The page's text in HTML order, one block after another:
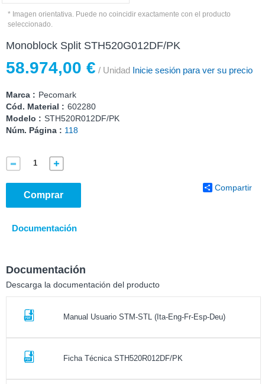
* Imagen orientativa. Puede no coincidir exactamente con el producto
seleccionado.
Monoblock Split STH520G012DF/PK
58.974,00 € / Unidad Inicie sesión para ver su precio
Marca : Pecomark
Cód. Material : 602280
Modelo : STH520R012DF/PK
Núm. Página : 118
Comprar
Compartir
Documentación
Documentación
Descarga la documentación del producto
Manual Usuario STM-STL (Ita-Eng-Fr-Esp-Deu)
Ficha Técnica STH520R012DF/PK